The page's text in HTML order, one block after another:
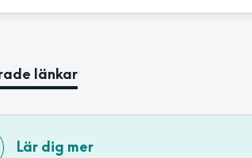
länkar
Lär dig mer